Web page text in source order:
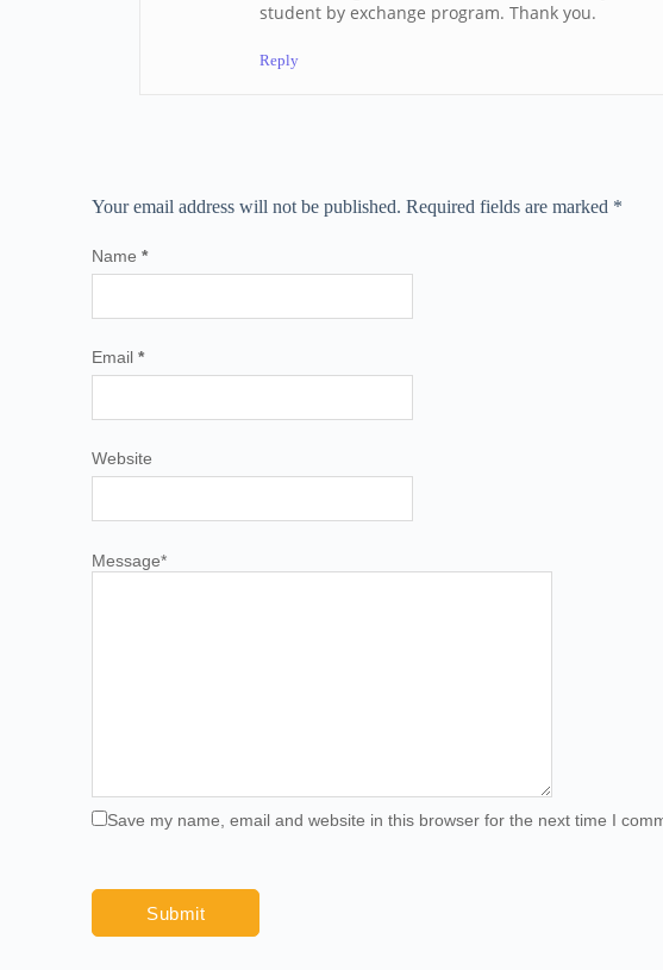
student by exchange program. Thank you.
Reply
Your email address will not be published. Required fields are marked *
Name *
Email *
Website
Message*
Save my name, email and website in this browser for the next time I
Submit